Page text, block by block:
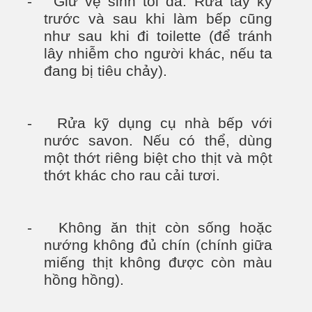
trước và sau khi làm bếp cũng
như sau khi đi toilette (để tránh
lây nhiễm cho người khác, nếu ta
đang bị tiêu chảy).
- Rửa kỹ dụng cụ nhà bếp với
nước savon. Nếu có thể, dùng
một thớt riêng biệt cho thịt và một
thớt khác cho rau cải tươi.
- Không ăn thịt còn sống hoặc
nướng không đủ chín (chính giữa
miếng thịt không được còn màu
hồng hồng).